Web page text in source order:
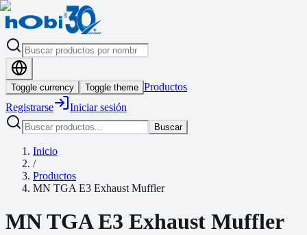
Toggle currency Toggle theme Productos
Registrarse
Iniciar sesión
Buscar
Inicio
/
Productos
MN TGA E3 Exhaust Muffler
MN TGA E3 Exhaust Muffler